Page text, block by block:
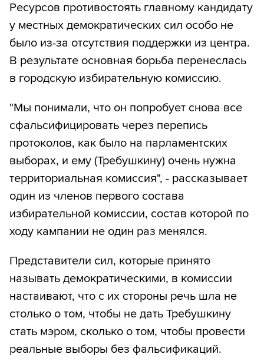
Ресурсов противостоять главному кандидату
у местных демократических сил особо не
было из-за отсутствия поддержки из центра.
В результате основная борьба перенеслась
в городскую избирательную комиссию.
"Мы понимали, что он попробует снова все
сфальсифицировать через перепись
протоколов, как было на парламентских
выборах, и ему (Требушкину) очень нужна
территориальная комиссия", - рассказывает
один из членов первого состава
избирательной комиссии, состав которой по
ходу кампании не один раз менялся.
Представители сил, которые принято
называть демократическими, в комиссии
настаивают, что с их стороны речь шла не
столько о том, чтобы не дать Требушкину
стать мэром, сколько о том, чтобы провести
реальные выборы без фальсификаций.